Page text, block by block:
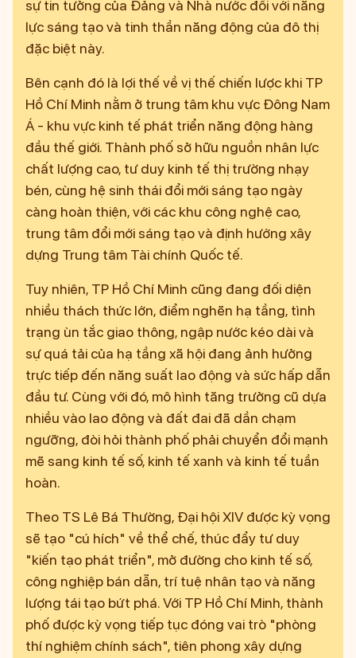
sự tin tưởng của Đảng và Nhà nước đối với năng
lực sáng tạo và tinh thần năng động của đô thị
đặc biệt này.
Bên cạnh đó là lợi thế về vị thế chiến lược khi TP
Hồ Chí Minh nằm ở trung tâm khu vực Đông Nam
Á - khu vực kinh tế phát triển năng động hàng
đầu thế giới. Thành phố sở hữu nguồn nhân lực
chất lượng cao, tư duy kinh tế thị trường nhạy
bén, cùng hệ sinh thái đổi mới sáng tạo ngày
càng hoàn thiện, với các khu công nghệ cao,
trung tâm đổi mới sáng tạo và định hướng xây
dựng Trung tâm Tài chính Quốc tế.
Tuy nhiên, TP Hồ Chí Minh cũng đang đối diện
nhiều thách thức lớn, điểm nghẽn hạ tầng, tình
trạng ùn tắc giao thông, ngập nước kéo dài và
sự quá tải của hạ tầng xã hội đang ảnh hưởng
trực tiếp đến năng suất lao động và sức hấp dẫn
đầu tư. Cùng với đó, mô hình tăng trưởng cũ dựa
nhiều vào lao động và đất đai đã dần chạm
ngưỡng, đòi hỏi thành phố phải chuyển đổi mạnh
mẽ sang kinh tế số, kinh tế xanh và kinh tế tuần
hoàn.
Theo TS Lê Bá Thường, Đại hội XIV được kỳ vọng
sẽ tạo "cú hích" về thể chế, thúc đẩy tư duy
"kiến tạo phát triển", mở đường cho kinh tế số,
công nghiệp bán dẫn, trí tuệ nhân tạo và năng
lượng tái tạo bứt phá. Với TP Hồ Chí Minh, thành
phố được kỳ vọng tiếp tục đóng vai trò "phòng
thí nghiệm chính sách", tiên phong xây dựng